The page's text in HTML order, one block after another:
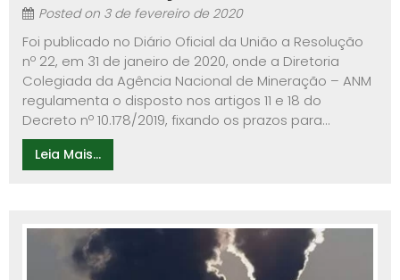
Posted on 3 de fevereiro de 2020
Foi publicado no Diário Oficial da União a Resolução
nº 22, em 31 de janeiro de 2020, onde a Diretoria
Colegiada da Agência Nacional de Mineração – ANM
regulamenta o disposto nos artigos 11 e 18 do
Decreto nº 10.178/2019, fixando os prazos para...
Leia Mais...